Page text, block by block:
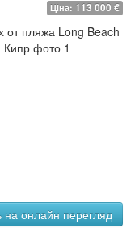
Ціна: 113 000 €